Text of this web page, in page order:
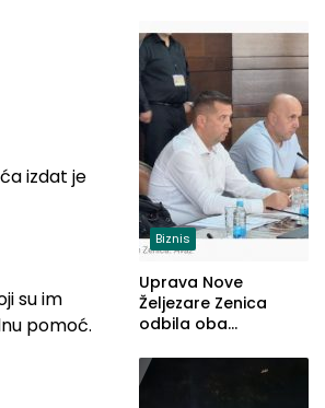
izdat je
su im
pomoć.
Biznis
Uprava Nove
Željezare Zenica
odbila oba
FBiH: Ustrajni da je
stečaj jedino rješenje